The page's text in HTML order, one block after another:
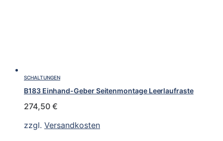
SCHALTUNGEN
B183 Einhand-Geber Seitenmontage Leerlaufraste
274,50 €
zzgl. Versandkosten